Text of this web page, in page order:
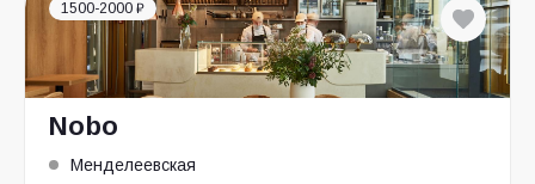
1500-2000 ₽
Nobo
Менделеевская